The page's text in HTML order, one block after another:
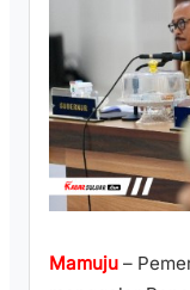
Mamuju –